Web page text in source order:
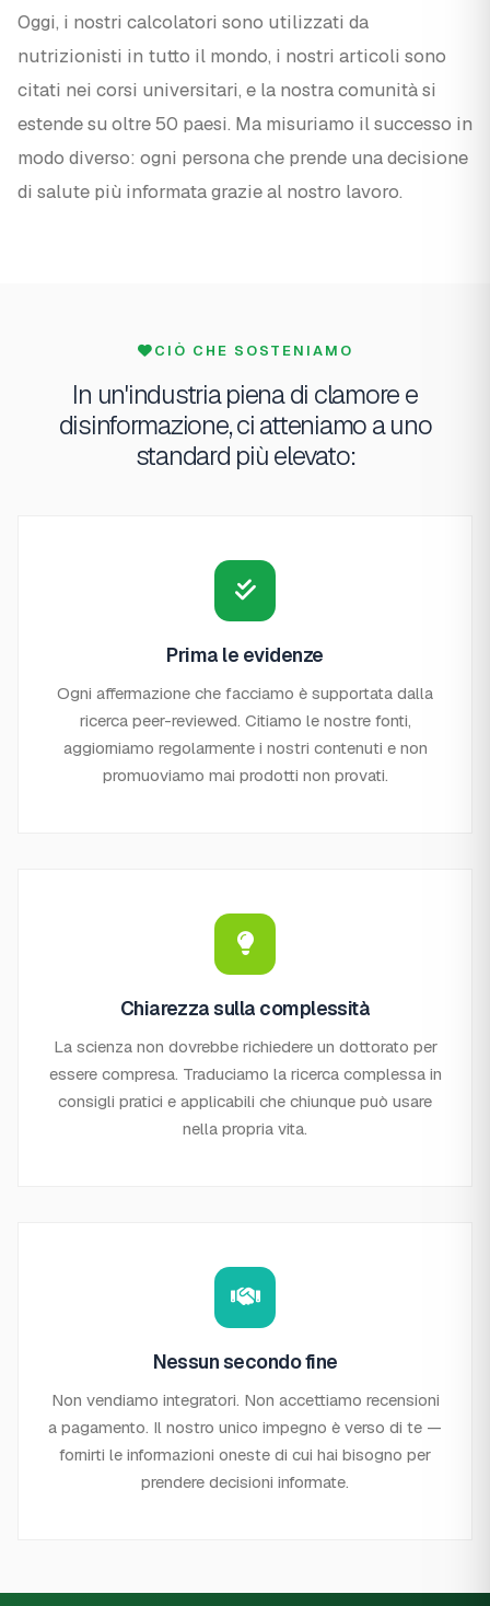
Oggi, i nostri calcolatori sono utilizzati da
nutrizionisti in tutto il mondo, i nostri articoli sono
citati nei corsi universitari, e la nostra comunità si
estende su oltre 50 paesi. Ma misuriamo il successo in
modo diverso: ogni persona che prende una decisione
di salute più informata grazie al nostro lavoro.
CIÒ CHE SOSTENIAMO
In un'industria piena di clamore e
disinformazione, ci atteniamo a uno
standard più elevato:
Prima le evidenze
Ogni affermazione che facciamo è supportata dalla
ricerca peer-reviewed. Citiamo le nostre fonti,
aggiorniamo regolarmente i nostri contenuti e non
promuoviamo mai prodotti non provati.
Chiarezza sulla complessità
La scienza non dovrebbe richiedere un dottorato per
essere compresa. Traduciamo la ricerca complessa in
consigli pratici e applicabili che chiunque può usare
nella propria vita.
Nessun secondo fine
Non vendiamo integratori. Non accettiamo recensioni
a pagamento. Il nostro unico impegno è verso di te —
fornirti le informazioni oneste di cui hai bisogno per
prendere decisioni informate.